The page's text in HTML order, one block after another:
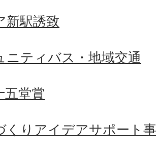
新駅誘致
ニティバス・地域交通
五堂賞
くりアイデアサポート